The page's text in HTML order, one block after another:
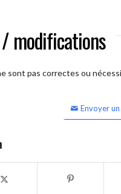
modifications
sont pas correctes ou
Envoyer